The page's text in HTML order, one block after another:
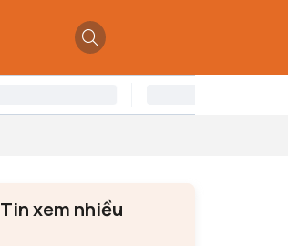
Tin xem nhiều